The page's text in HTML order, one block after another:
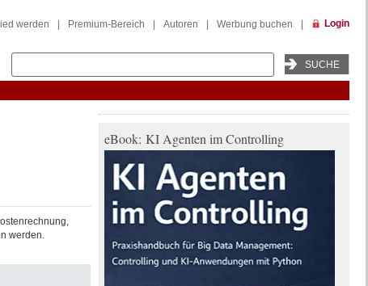
werden Premium-Bereich Autoren Werbung buchen Login
werden.
eBook: KI Agenten im Controlling